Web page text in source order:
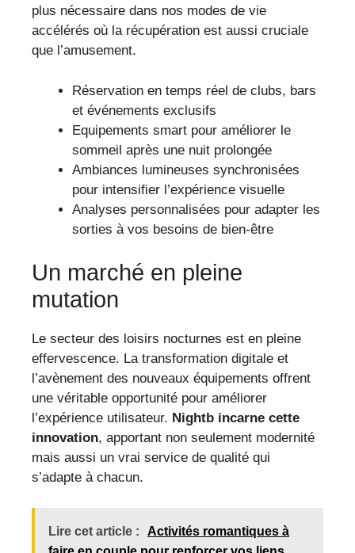
plus nécessaire dans nos modes de vie
accélérés où la récupération est aussi cruciale
que l’amusement.
Réservation en temps réel de clubs, bars
et événements exclusifs
Equipements smart pour améliorer le
sommeil après une nuit prolongée
Ambiances lumineuses synchronisées
pour intensifier l’expérience visuelle
Analyses personnalisées pour adapter les
sorties à vos besoins de bien-être
Un marché en pleine
mutation
Le secteur des loisirs nocturnes est en pleine
effervescence. La transformation digitale et
l’avènement des nouveaux équipements offrent
une véritable opportunité pour améliorer
l’expérience utilisateur. Nightb incarne cette
innovation, apportant non seulement modernité
mais aussi un vrai service de qualité qui
s’adapte à chacun.
Lire cet article :
Activités romantiques à